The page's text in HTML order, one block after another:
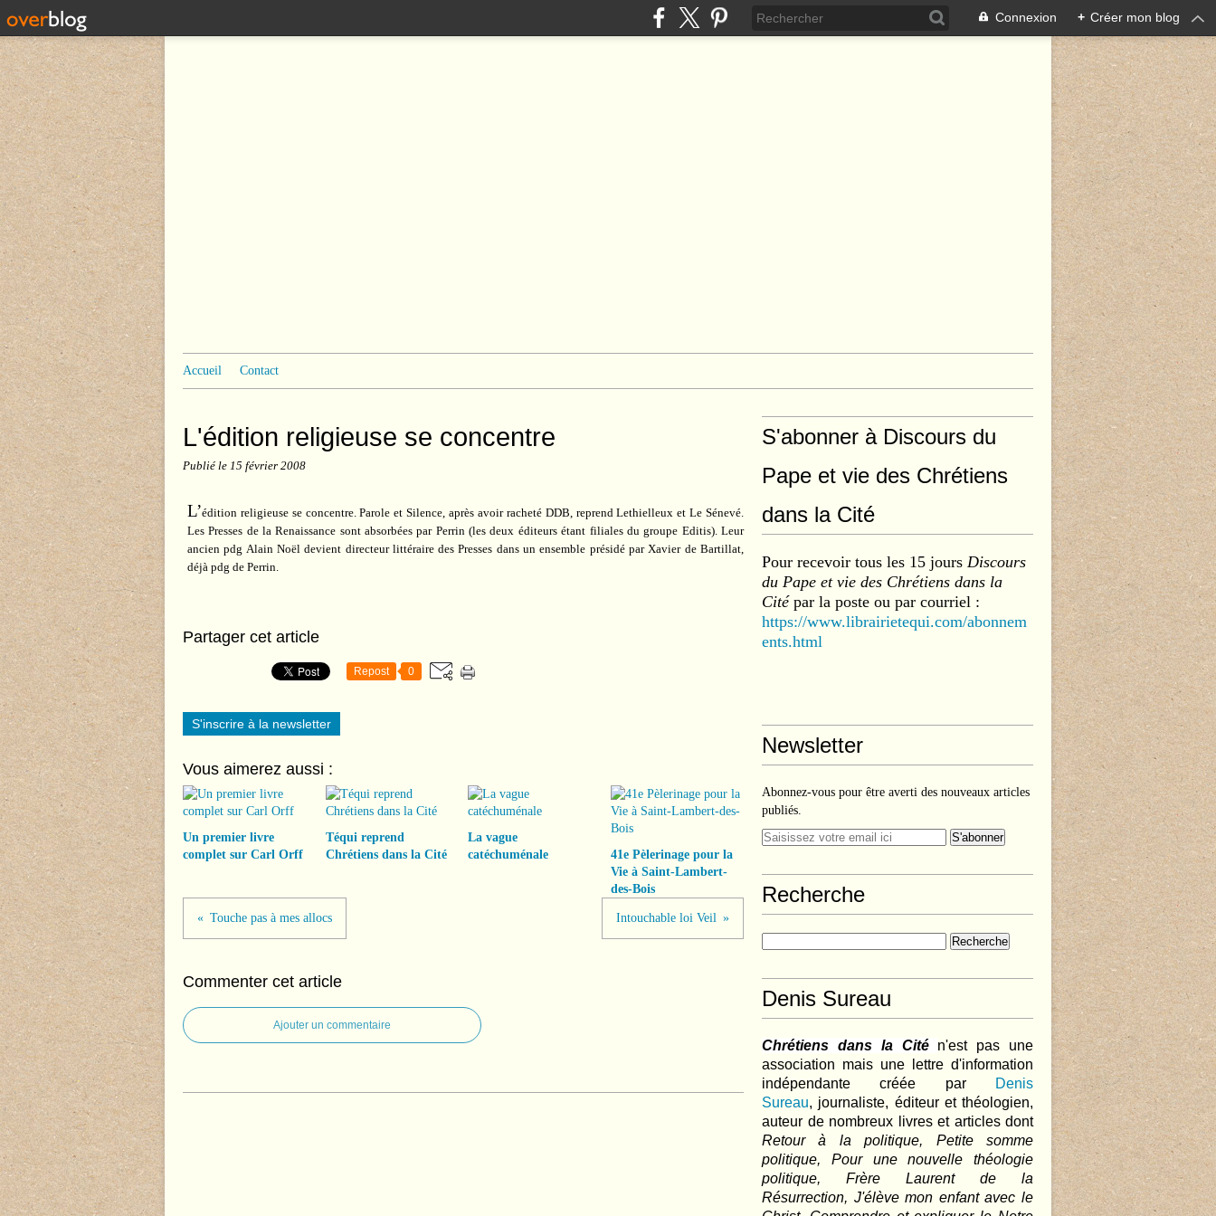
Connexion + Créer mon blog
Accueil Contact
L'édition religieuse se concentre
Publié le 15 février 2008
L’édition religieuse se concentre. Parole et Silence, après avoir racheté DDB, reprend Lethielleux et Le Sénevé.
Les Presses de la Renaissance sont absorbées par Perrin (les deux éditeurs étant filiales du groupe Editis). Leur
ancien pdg Alain Noël devient directeur littéraire des Presses dans un ensemble présidé par Xavier de Bartillat,
déjà pdg de Perrin.
Partager cet article
Repost 0
S'inscrire à la newsletter
Vous aimerez aussi :
Un premier livre
complet sur Carl Orff
Téqui reprend
Chrétiens dans la Cité
La vague
catéchuménale
41e Pèlerinage pour la
Vie à Saint-Lambert-
des-Bois
Touche pas à mes allocs Intouchable loi Veil
Commenter cet article
Ajouter un commentaire
S'abonner à Discours du
Pape et vie des Chrétiens
dans la Cité
Pour recevoir tous les 15 jours Discours
du Pape et vie des Chrétiens dans la
Citépar la poste ou par courriel :
https://www.librairietequi.com/abonnem
ents.html
Newsletter
Abonnez-vous pour être averti des nouveaux articles
publiés.
Recherche
Denis Sureau
Chrétiens dans la Cité
n'est pas une
association mais une lettre d'information
indépendante créée par
Denis
Sureau, journaliste, éditeur et théologien,
auteur de nombreux livres et articles dont
Retour à la politique, Petite somme
politique, Pour une nouvelle théologie
politique, Frère Laurent de la
Résurrection, J'élève mon enfant avec le